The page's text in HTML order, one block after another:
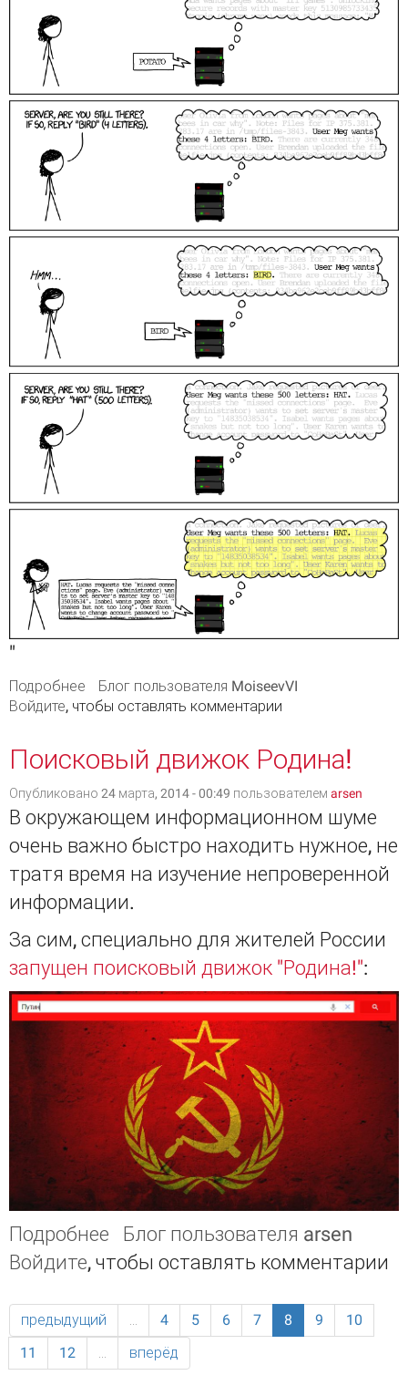
"
Подробнее о Уязвимость в TLS/SSL "HeartBleed"
Блог пользователя MoiseevVI
Войдите, чтобы оставлять комментарии
Поисковый движок Родина!
Опубликовано 24 марта, 2014 - 00:49 пользователем arsen
В окружающем информационном шуме
очень важно быстро находить нужное, не
тратя время на изучение непроверенной
информации.
За сим, специально для жителей России
запущен поисковый движок "Родина!":
Подробнее о Поисковый движок Родина!
Блог пользователя arsen
Войдите, чтобы оставлять комментарии
предыдущий … 4 5 6 7 8 9
10
11
12 … вперёд